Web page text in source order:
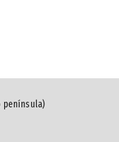
península)